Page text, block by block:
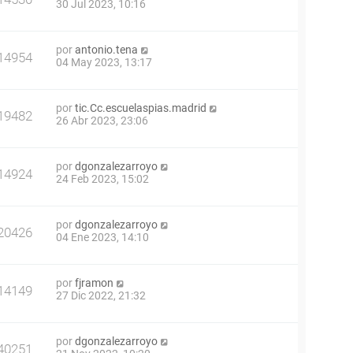
30 Jul 2023, 10:16
porantonio.tena
04 May 2023, 13:17
portic.Cc.escuelaspias.madrid
26 Abr 2023, 23:06
pordgonzalezarroyo
24 Feb 2023, 15:02
pordgonzalezarroyo
04 Ene 2023, 14:10
porfjramon
27 Dic 2022, 21:32
pordgonzalezarroyo